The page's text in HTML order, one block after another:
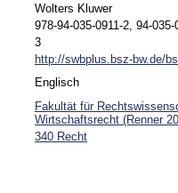
Wolters Kluwer
978-94-035-0911-2, 94-
3
http://swbplus.bsz-bw.de/
Englisch
Fakultät für
Wirtschaftsrecht (Renner
340 Recht